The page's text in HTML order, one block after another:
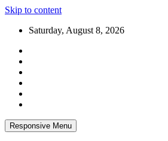
Skip to content
Saturday, August 8, 2026
Responsive Menu